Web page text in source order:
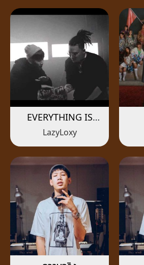
EVERYTHING IS
REAL
LazyLoxy